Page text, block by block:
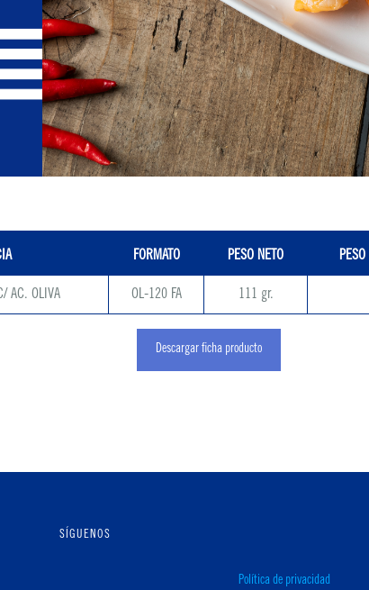
FORMATO PESO NETO
AC. OLIVA OL-120 FA 111 gr.
Descargar ficha producto
SÍGUENOS
Política de privacidad